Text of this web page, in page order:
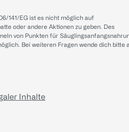
141/EG ist es nicht möglich auf
oder andere Aktionen zu geben. Des
von Punkten für
Bei weiteren Fragen wende dich bitte
Inhalte